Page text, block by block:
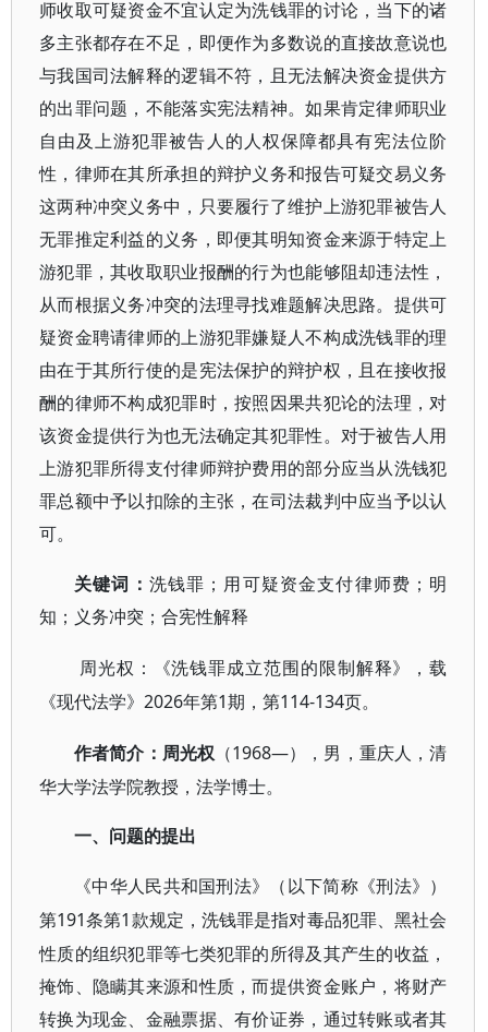
师收取可疑资金不宜认定为洗钱罪的讨论，当下的诸
多主张都存在不足，即便作为多数说的直接故意说也
与我国司法解释的逻辑不符，且无法解决资金提供方
的出罪问题，不能落实宪法精神。如果肯定律师职业
自由及上游犯罪被告人的人权保障都具有宪法位阶
性，律师在其所承担的辩护义务和报告可疑交易义务
这两种冲突义务中，只要履行了维护上游犯罪被告人
无罪推定利益的义务，即便其明知资金来源于特定上
游犯罪，其收取职业报酬的行为也能够阻却违法性，
从而根据义务冲突的法理寻找难题解决思路。提供可
疑资金聘请律师的上游犯罪嫌疑人不构成洗钱罪的理
由在于其所行使的是宪法保护的辩护权，且在接收报
酬的律师不构成犯罪时，按照因果共犯论的法理，对
该资金提供行为也无法确定其犯罪性。对于被告人用
上游犯罪所得支付律师辩护费用的部分应当从洗钱犯
罪总额中予以扣除的主张，在司法裁判中应当予以认
可。
关键词： 洗钱罪；用可疑资金支付律师费；明
知；义务冲突；合宪性解释
周光权：《洗钱罪成立范围的限制解释》，载
《现代法学》 2026年第1期，第114-134页。
作者简介： 周光权 （1968—），男，重庆人，清
华大学法学院教授，法学博士。
一、问题的提出
《中华人民共和国刑法》（以下简称《刑法》）
第191条第1款规定，洗钱罪是指对毒品犯罪、黑社会
性质的组织犯罪等七类犯罪的所得及其产生的收益，
掩饰、隐瞒其来源和性质，而提供资金账户，将财产
转换为现金、金融票据、有价证券，通过转账或者其